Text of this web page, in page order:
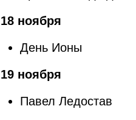
18 ноября
День Ионы
19 ноября
Павел Ледостав